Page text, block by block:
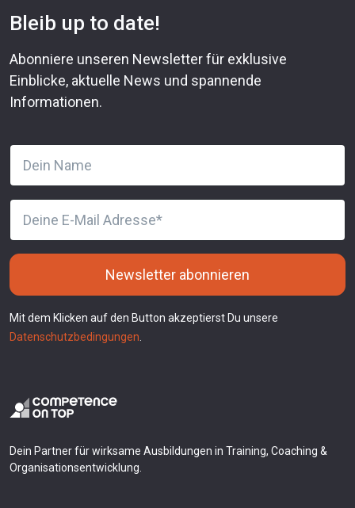
Bleib up to date!
Abonniere unseren Newsletter für exklusive
Einblicke, aktuelle News und spannende
Informationen.
Newsletter abonnieren
Mit dem Klicken auf den Button akzeptierst Du unsere
Datenschutzbedingungen.
Dein Partner für wirksame Ausbildungen in Training, Coaching &
Organisationsentwicklung.